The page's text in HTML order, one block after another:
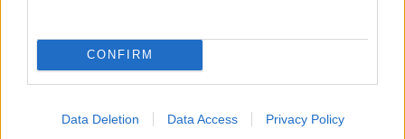
CONFIRM
Data Deletion Data Access Privacy Policy
σου πρέπει να συνδεθείς
στο my gazzetta!
Εγγραφή Σύνδεση